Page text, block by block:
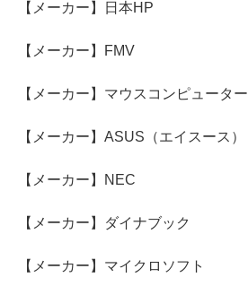
【メーカー】日本HP
【メーカー】FMV
【メーカー】マウスコンピューター
【メーカー】ASUS（エイスース）
【メーカー】NEC
【メーカー】ダイナブック
【メーカー】マイクロソフト